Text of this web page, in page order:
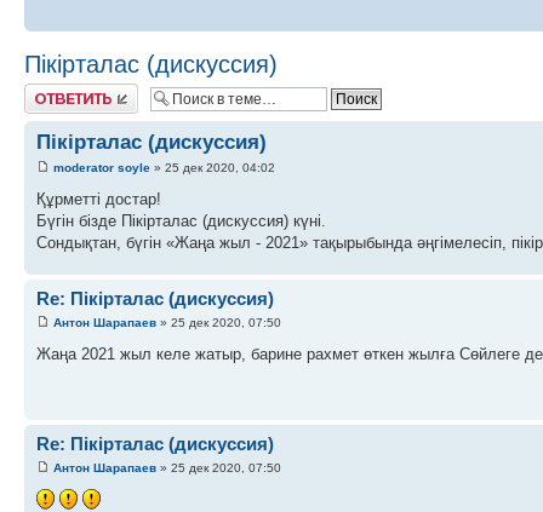
Пікірталас (дискуссия)
Ответить
Пікірталас (дискуссия)
moderator soyle » 25 дек 2020, 04:02
Құрметті достар!
Бүгін бізде Пікірталас (дискуссия) күні.
Сондықтан, бүгін «Жаңа жыл - 2021» тақырыбында әңгімелесіп,
Re: Пікірталас (дискуссия)
Антон Шарапаев » 25 дек 2020, 07:50
Жаңа 2021 жыл келе жатыр, барине рахмет өткен жылға Сөйлеге де
Re: Пікірталас (дискуссия)
Антон Шарапаев » 25 дек 2020, 07:50